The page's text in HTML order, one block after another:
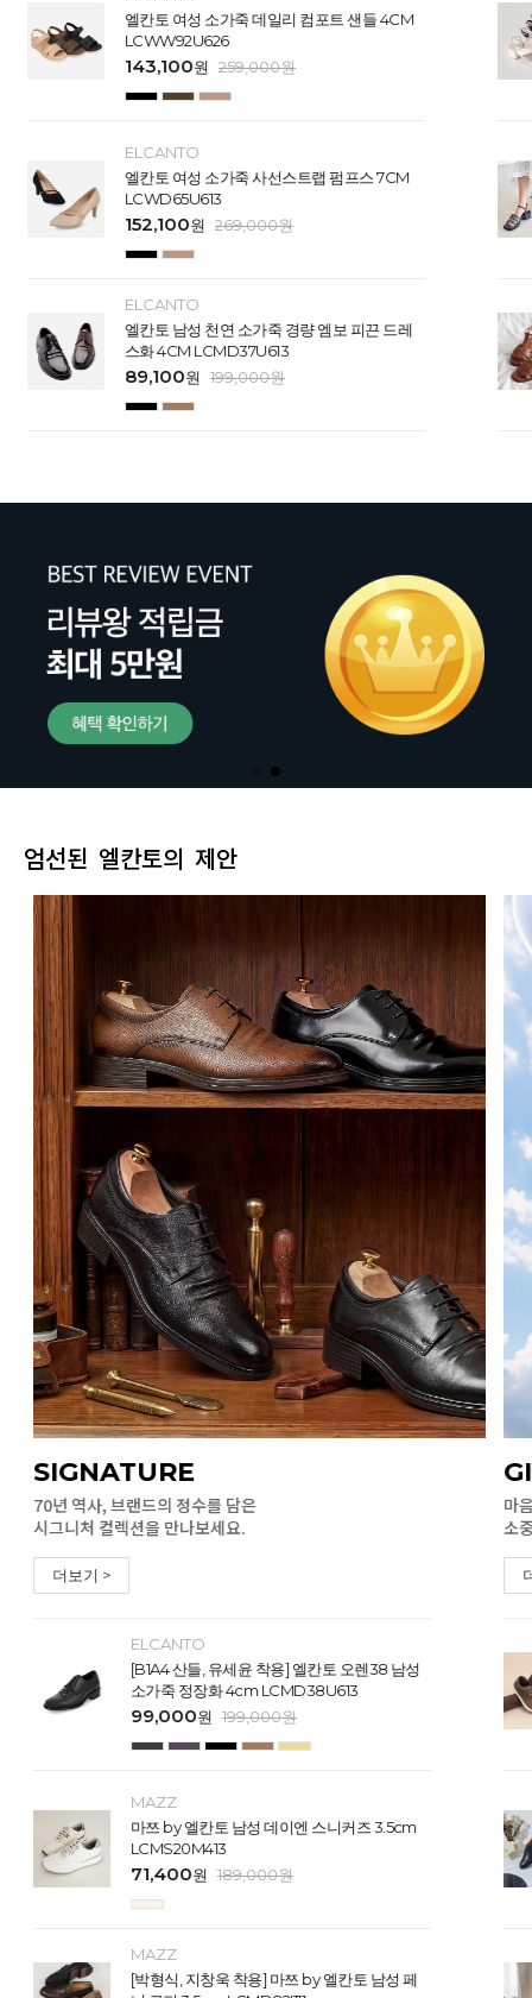
엘칸토 여성 소가죽 데일리 컴포트 샌들 4CM
LCWW92U626
143,100원 259,000원
ELCANTO
엘칸토 여성 소가죽 사선스트랩 펌프스 7CM
LCWD65U613
152,100원 269,000원
ELCANTO
엘칸토 남성 천연 소가죽 경량 엠보 피끈 드레
스화 4CM LCMD37U613
89,100원 199,000원
엄선된 엘칸토의 제안
SIGNATURE
70년 역사, 브랜드의 정수를 담은
시그니처 컬렉션을 만나보세요.
더보기 >
ELCANTO
[B1A4 산들, 유세윤 착용] 엘칸토 오렌38 남성
소가죽 정장화 4cm LCMD38U613
99,000원 199,000원
MAZZ
마쯔 by 엘칸토 남성 데이엔 스니커즈 3.5cm
LCMS20M413
71,400원 189,000원
MAZZ
[박형식, 지창욱 착용] 마쯔 by 엘칸토 남성 페
마
소